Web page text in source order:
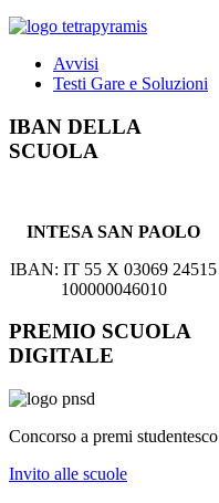
Avvisi
Testi Gare e Soluzioni
IBAN DELLA
SCUOLA
INTESA SAN PAOLO
IBAN: IT 55 X 03069 24515
100000046010
PREMIO SCUOLA
DIGITALE
Concorso a premi studentesco
Invito alle scuole